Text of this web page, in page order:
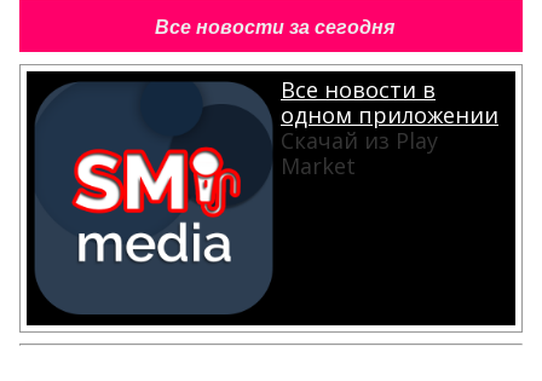
Все новости за сегодня
Все новости в
одном приложении
Скачай из Play
Market